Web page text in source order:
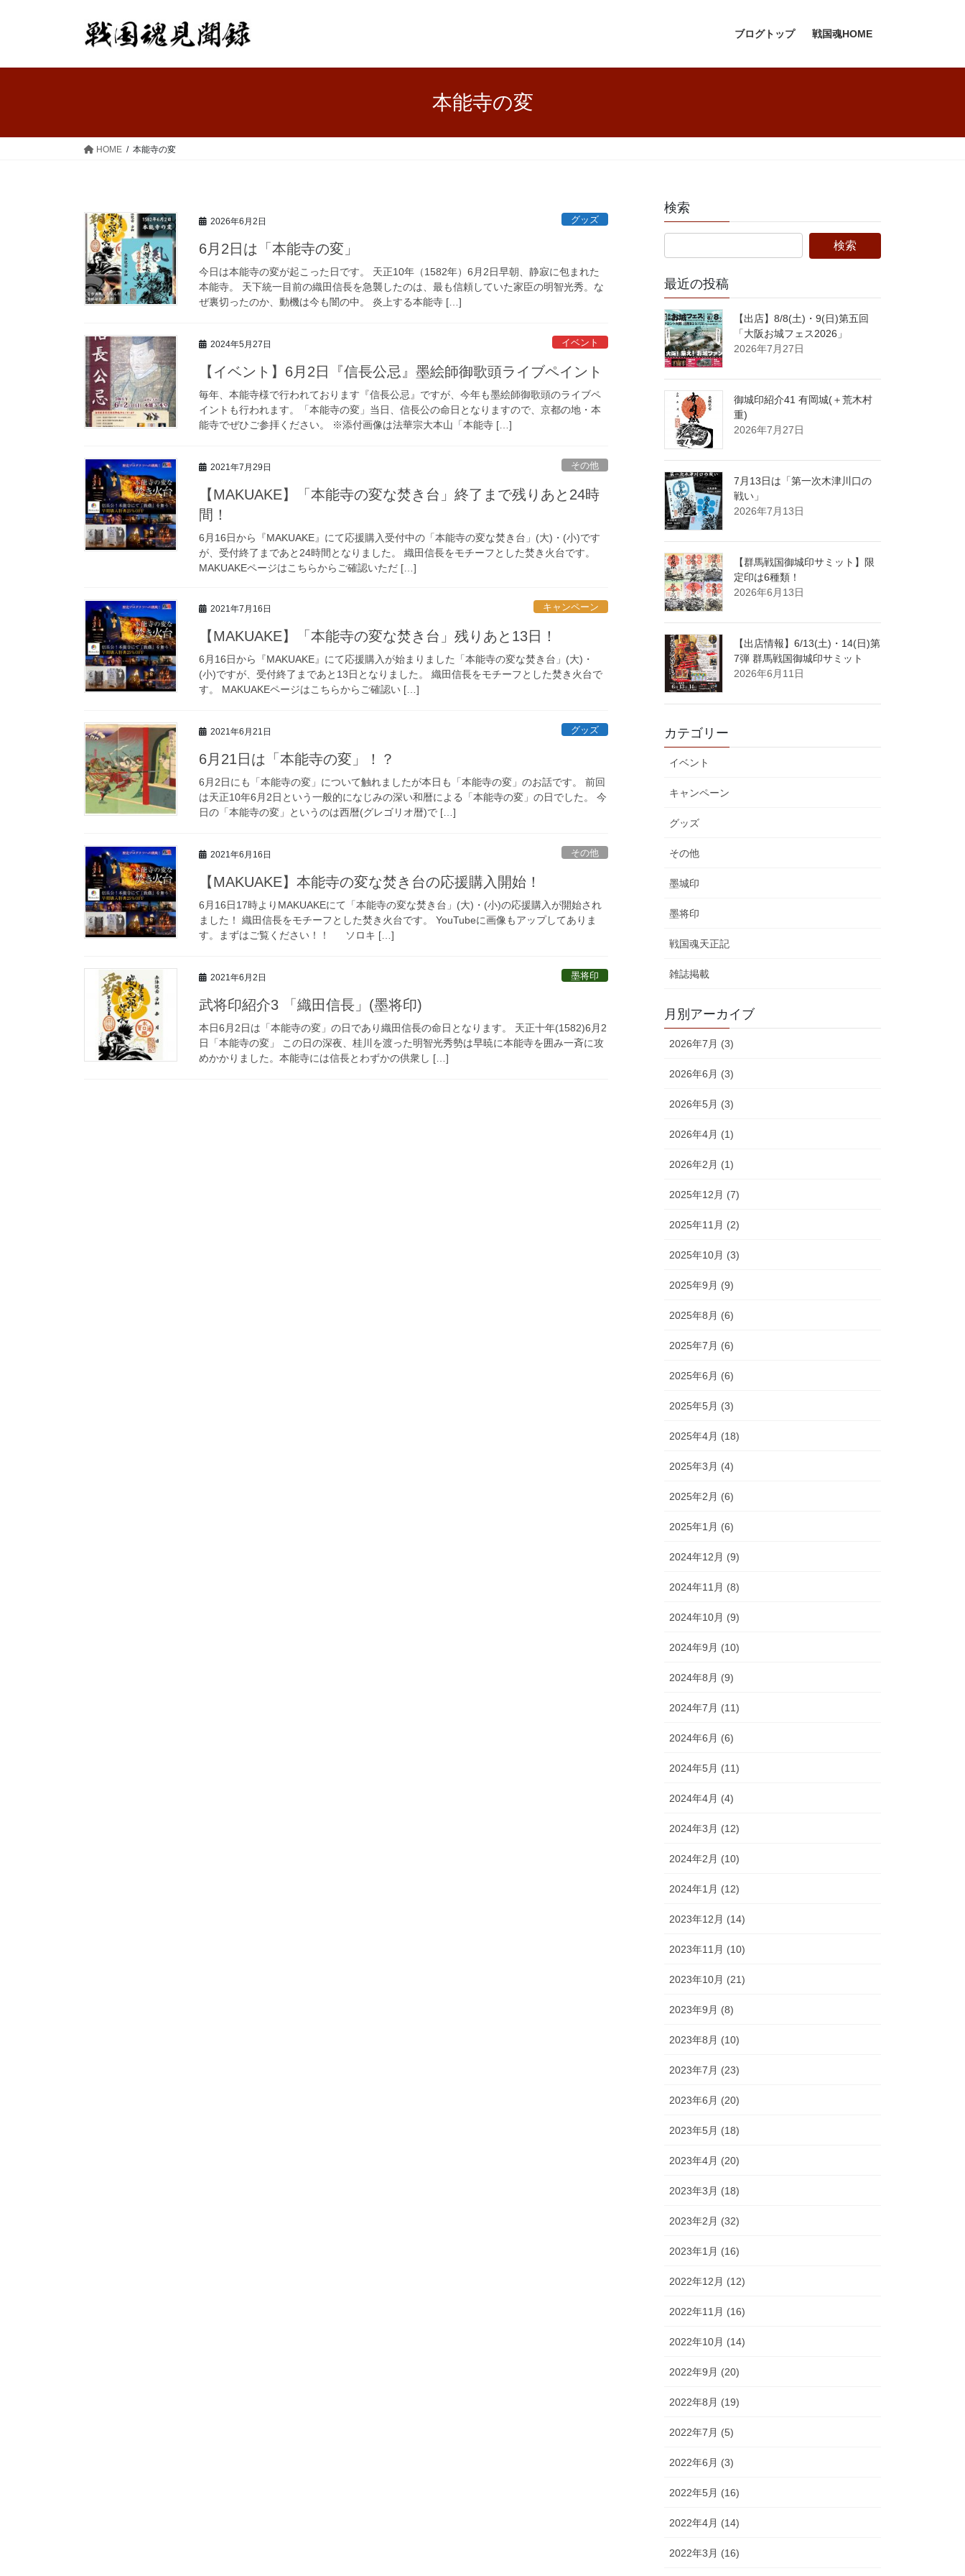
ブログトップ 戦国魂HOME
本能寺の変
HOME 本能寺の変
2026年6月2日 グッズ
6月2日は「本能寺の変」
今日は本能寺の変が起こった日です。 天正10年（1582年）6月2日早朝、静寂に包まれた
本能寺。 天下統一目前の織田信長を急襲したのは、最も信頼していた家臣の明智光秀。な
ぜ裏切ったのか、動機は今も闇の中。 炎上する本能寺 […]
2024年5月27日 イベント
【イベント】6月2日『信長公忌』墨絵師御歌頭ライブペイント
毎年、本能寺様で行われております『信長公忌』ですが、今年も墨絵師御歌頭のライブペ
イントも行われます。「本能寺の変」当日、信長公の命日となりますので、京都の地・本
能寺でぜひご参拝ください。 ※添付画像は法華宗大本山「本能寺 […]
2021年7月29日 その他
【MAKUAKE】「本能寺の変な焚き台」終了まで残りあと24時
間！
6月16日から『MAKUAKE』にて応援購入受付中の「本能寺の変な焚き台」(大)・(小)です
が、受付終了まであと24時間となりました。 織田信長をモチーフとした焚き火台です。
MAKUAKEページはこちらからご確認いただ […]
2021年7月16日 キャンペーン
【MAKUAKE】「本能寺の変な焚き台」残りあと13日！
6月16日から『MAKUAKE』にて応援購入が始まりました「本能寺の変な焚き台」(大)・
(小)ですが、受付終了まであと13日となりました。 織田信長をモチーフとした焚き火台で
す。 MAKUAKEページはこちらからご確認い […]
2021年6月21日 グッズ
6月21日は「本能寺の変」！？
6月2日にも「本能寺の変」について触れましたが本日も「本能寺の変」のお話です。 前回
は天正10年6月2日という一般的になじみの深い和暦による「本能寺の変」の日でした。 今
日の「本能寺の変」というのは西暦(グレゴリオ暦)で […]
2021年6月16日 その他
【MAKUAKE】本能寺の変な焚き台の応援購入開始！
6月16日17時よりMAKUAKEにて「本能寺の変な焚き台」(大)・(小)の応援購入が開始され
ました！ 織田信長をモチーフとした焚き火台です。 YouTubeに画像もアップしてありま
す。まずはご覧ください！！ ソロキ […]
2021年6月2日 墨将印
武将印紹介3 「織田信長」(墨将印)
本日6月2日は「本能寺の変」の日であり織田信長の命日となります。 天正十年(1582)6月2
日「本能寺の変」 この日の深夜、桂川を渡った明智光秀勢は早暁に本能寺を囲み一斉に攻
めかかりました。本能寺には信長とわずかの供衆し […]
検索
最近の投稿
【出店】8/8(土)・9(日)第五回
「大阪お城フェス2026」
2026年7月27日
御城印紹介41 有岡城(＋荒木村
重)
2026年7月27日
7月13日は「第一次木津川口の
戦い」
2026年7月13日
【群馬戦国御城印サミット】限
定印は6種類！
2026年6月13日
【出店情報】6/13(土)・14(日)第
7弾 群馬戦国御城印サミット
2026年6月11日
カテゴリー
イベント
キャンペーン
グッズ
その他
墨城印
墨将印
戦国魂天正記
雑誌掲載
月別アーカイブ
2026年7月 (3)
2026年6月 (3)
2026年5月 (3)
2026年4月 (1)
2026年2月 (1)
2025年12月 (7)
2025年11月 (2)
2025年10月 (3)
2025年9月 (9)
2025年8月 (6)
2025年7月 (6)
2025年6月 (6)
2025年5月 (3)
2025年4月 (18)
2025年3月 (4)
2025年2月 (6)
2025年1月 (6)
2024年12月 (9)
2024年11月 (8)
2024年10月 (9)
2024年9月 (10)
2024年8月 (9)
2024年7月 (11)
2024年6月 (6)
2024年5月 (11)
2024年4月 (4)
2024年3月 (12)
2024年2月 (10)
2024年1月 (12)
2023年12月 (14)
2023年11月 (10)
2023年10月 (21)
2023年9月 (8)
2023年8月 (10)
2023年7月 (23)
2023年6月 (20)
2023年5月 (18)
2023年4月 (20)
2023年3月 (18)
2023年2月 (32)
2023年1月 (16)
2022年12月 (12)
2022年11月 (16)
2022年10月 (14)
2022年9月 (20)
2022年8月 (19)
2022年7月 (5)
2022年6月 (3)
2022年5月 (16)
2022年4月 (14)
2022年3月 (16)